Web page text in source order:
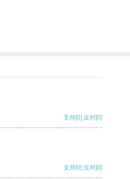
支持[0] 反对[0]
支持[0] 反对[0]